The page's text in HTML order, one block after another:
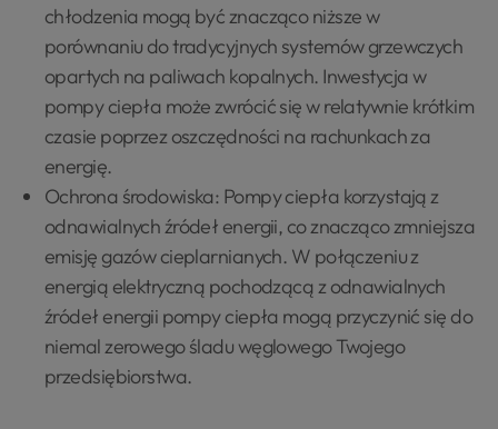
chłodzenia mogą być znacząco niższe w
porównaniu do tradycyjnych systemów grzewczych
opartych na paliwach kopalnych. Inwestycja w
pompy ciepła może zwrócić się w relatywnie krótkim
czasie poprzez oszczędności na rachunkach za
energię.
Ochrona środowiska: Pompy ciepła korzystają z
odnawialnych źródeł energii, co znacząco zmniejsza
emisję gazów cieplarnianych. W połączeniu z
energią elektryczną pochodzącą z odnawialnych
źródeł energii pompy ciepła mogą przyczynić się do
niemal zerowego śladu węglowego Twojego
przedsiębiorstwa.